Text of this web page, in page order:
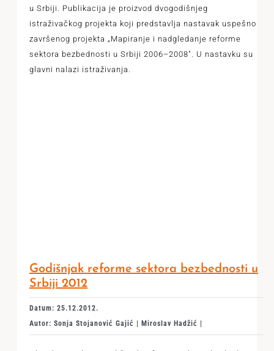
u Srbiji. Publikacija je proizvod dvogodišnjeg
istraživačkog projekta koji predstavlja nastavak uspešno
završenog projekta „Mapiranje i nadgledanje reforme
sektora bezbednosti u Srbiji 2006–2008". U nastavku su
glavni nalazi istraživanja.
Godišnjak reforme sektora bezbednosti u
Srbiji 2012
Datum: 25.12.2012.
Autor: Sonja Stojanović Gajić | Miroslav Hadžić |